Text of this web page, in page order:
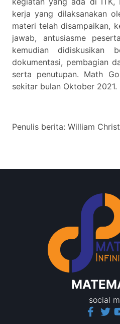
kerja yang dilaksanakan
materi telah disampaikan,
jawab, antusiasme
kemudian didiskusikan
dokumentasi, pembagian
serta penutupan. Math
sekitar bulan Oktober 2021.
Penulis berita: William
social